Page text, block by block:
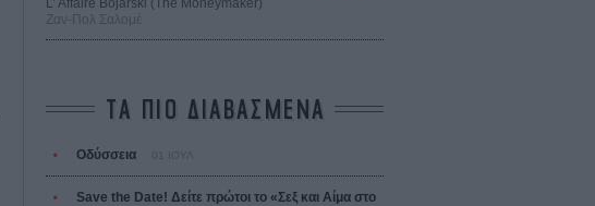
L’ Affaire Bojarski (The Moneymaker)
Ζαν-Πολ Σαλομέ
ΤΑ ΠΙΟ ΔΙΑΒΑΣΜΕΝΑ
Οδύσσεια
Save the Date! Δείτε πρώτοι το «Σεξ και Αίμα στο